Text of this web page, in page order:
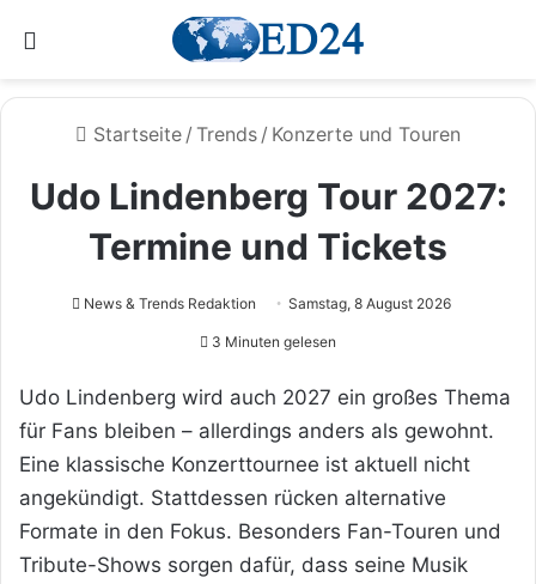
Startseite / Trends / Konzerte und Touren
Udo Lindenberg Tour 2027:
Termine und Tickets
News & Trends Redaktion Samstag, 8 August 2026
3 Minuten gelesen
Udo Lindenberg wird auch 2027 ein großes Thema
für Fans bleiben – allerdings anders als gewohnt.
Eine klassische Konzerttournee ist aktuell nicht
angekündigt. Stattdessen rücken alternative
Formate in den Fokus. Besonders Fan-Touren und
Tribute-Shows sorgen dafür, dass seine Musik